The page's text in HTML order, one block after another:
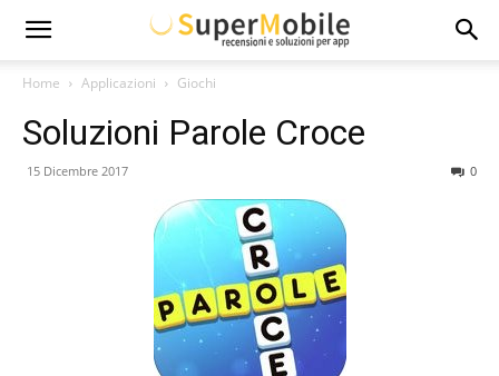
Super
Mobile
Home Applicazioni Giochi
Soluzioni Parole Croce
15 Dicembre 2017 0